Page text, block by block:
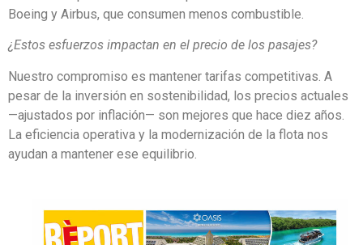
Boeing y Airbus, que consumen menos combustible.
¿Estos esfuerzos impactan en el precio de los pasajes?
Nuestro compromiso es mantener tarifas competitivas. A
pesar de la inversión en sostenibilidad, los precios actuales
—ajustados por inflación— son mejores que hace diez años.
La eficiencia operativa y la modernización de la flota nos
ayudan a mantener ese equilibrio.